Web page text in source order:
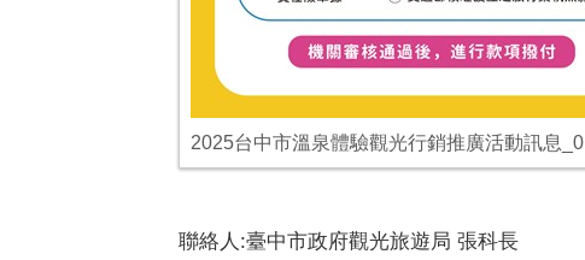
2025台中市溫泉體驗觀光行銷推廣活動訊息_0
聯絡人:臺中市政府觀光旅遊局 張科長